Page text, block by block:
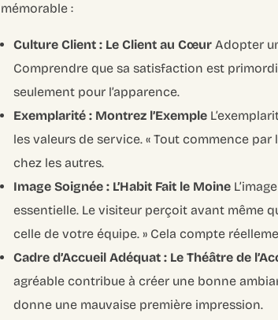
mémorable :
Culture Client : Le Client au Cœur Adopter
Comprendre que sa satisfaction est
seulement pour l’apparence.
Exemplarité : Montrez l’Exemple
les valeurs de service. « Tout commence
chez les autres.
Image Soignée : L’Habit Fait le Moine
essentielle. Le visiteur perçoit avant même
celle de votre équipe. » Cela compte
Cadre d’Accueil Adéquat : Le Théâtre de
agréable contribue à créer une bonne
donne une mauvaise première impression.